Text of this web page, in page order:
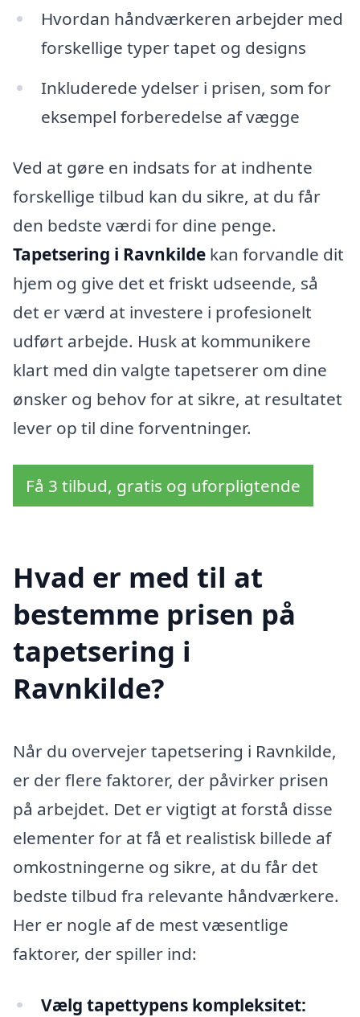
Hvordan håndværkeren arbejder med
forskellige typer tapet og designs
Inkluderede ydelser i prisen, som for
eksempel forberedelse af vægge
Ved at gøre en indsats for at indhente
forskellige tilbud kan du sikre, at du får
den bedste værdi for dine penge.
Tapetsering i Ravnkilde kan forvandle dit
hjem og give det et friskt udseende, så
det er værd at investere i profesionelt
udført arbejde. Husk at kommunikere
klart med din valgte tapetserer om dine
ønsker og behov for at sikre, at resultatet
lever op til dine forventninger.
Få 3 tilbud, gratis og uforpligtende
Hvad er med til at
bestemme prisen på
tapetsering i
Ravnkilde?
Når du overvejer tapetsering i Ravnkilde,
er der flere faktorer, der påvirker prisen
på arbejdet. Det er vigtigt at forstå disse
elementer for at få et realistisk billede af
omkostningerne og sikre, at du får det
bedste tilbud fra relevante håndværkere.
Her er nogle af de mest væsentlige
faktorer, der spiller ind:
Vælg tapettypens kompleksitet: